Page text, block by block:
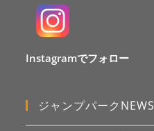
Instagramでフォロー
ジャンプパークNEWS